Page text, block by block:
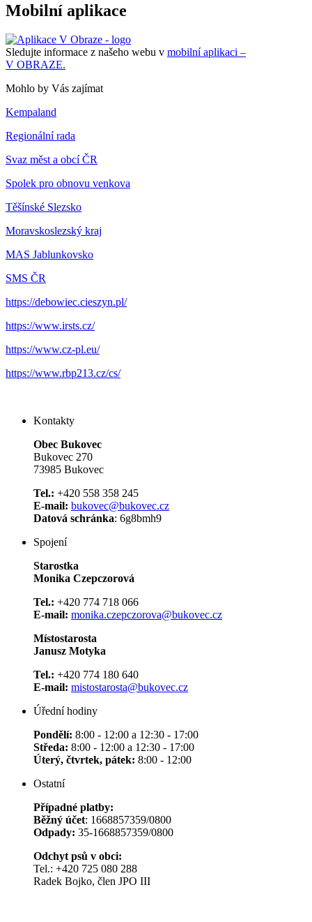
Mobilní aplikace
Sledujte informace z našeho webu v mobilní aplikaci –
V OBRAZE.
Mohlo by Vás zajímat
Kempaland
Regionální rada
Svaz měst a obcí ČR
Spolek pro obnovu venkova
Těšínské Slezsko
Moravskoslezský kraj
MAS Jablunkovsko
SMS ČR
https://debowiec.cieszyn.pl/
https://www.irsts.cz/
https://www.cz-pl.eu/
https://www.rbp213.cz/cs/
Kontakty
Obec Bukovec
Bukovec 270
73985 Bukovec
Tel.: +420 558 358 245
E-mail: bukovec@bukovec.cz
Datová schránka: 6g8bmh9
Spojení
Starostka
Monika Czepczorová
Tel.: +420 774 718 066
E-mail: monika.czepczorova@bukovec.cz
Místostarosta
Janusz Motyka
Tel.: +420 774 180 640
E-mail: mistostarosta@bukovec.cz
Úřední hodiny
Pondělí: 8:00 - 12:00 a 12:30 - 17:00
Středa: 8:00 - 12:00 a 12:30 - 17:00
Úterý, čtvrtek, pátek: 8:00 - 12:00
Ostatní
Případné platby:
Běžný účet: 1668857359/0800
Odpady: 35-1668857359/0800
Odchyt psů v obci:
Tel.: +420 725 080 288
Radek Bojko, člen JPO III